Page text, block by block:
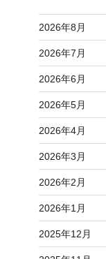
2026年8月
2026年7月
2026年6月
2026年5月
2026年4月
2026年3月
2026年2月
2026年1月
2025年12月